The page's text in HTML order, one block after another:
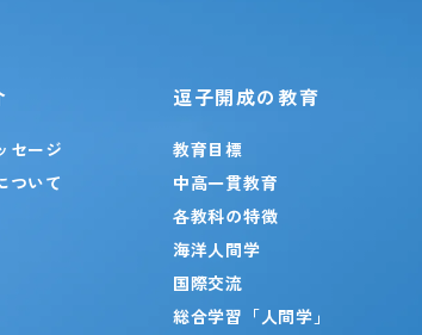
セージ
ついて
逗子開成の教育
教育目標
中高一貫教育
各教科の特徴
海洋人間学
国際交流
総合学習「人間学」